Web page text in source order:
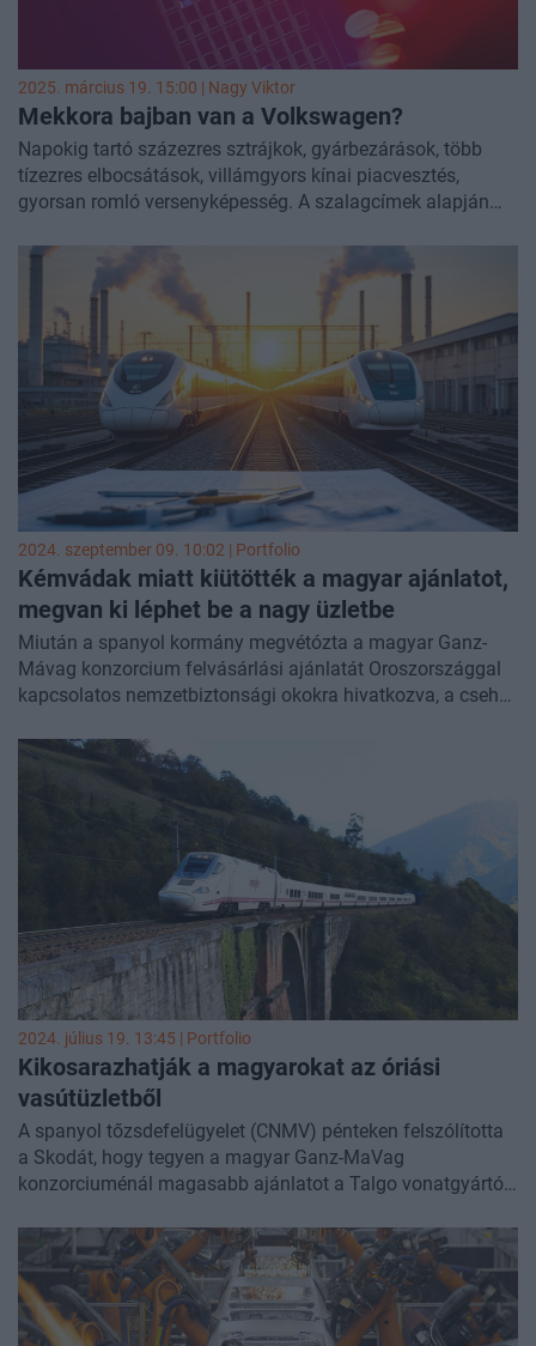
2025. március 19. 15:00 | Nagy Viktor
Mekkora bajban van a Volkswagen?
Napokig tartó százezres sztrájkok, gyárbezárások, több
tízezres elbocsátások, villámgyors kínai piacvesztés,
gyorsan romló versenyképesség. A szalagcímek alapján
valójában vannak komoly problémák? Bőven. Komolyan
kell venni őket? Nagyon. De azért ahogy igaz az, hogy a
világ nagyon sok országa szívesen cserélne azzal a
hanyatlással, ami Nyugat-Európában van, nagyon sok
vállalat szívesen választaná azt a szenvedést, ami a
Volkswagennél megy.
2024. szeptember 09. 10:02 | Portfolio
Kémvádak miatt kiütötték a magyar ajánlatot,
megvan ki léphet be a nagy üzletbe
Miután a spanyol kormány megvétózta a magyar Ganz-
Mávag konzorcium felvásárlási ajánlatát Oroszországgal
kapcsolatos nemzetbiztonsági okokra hivatkozva, a cseh
esetleges egyesülés iránt – jelentette az
2024. július 19. 13:45 | Portfolio
Kikosarazhatják a magyarokat az óriási
vasútüzletből
A spanyol tőzsdefelügyelet (CNMV) pénteken felszólította
a Skodát, hogy tegyen a magyar Ganz-MaVag
konzorciuménál magasabb ajánlatot a Talgo vonatgyártó